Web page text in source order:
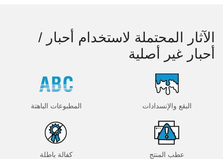
الآثار المحتملة لاستخدام أحبار /
أحبار غير أصلية
البقع والإنسدادات المطبوعات الباهتة
عطب المنتج كفالة باطلة